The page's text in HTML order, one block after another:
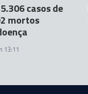
casos de
mortos
13:11